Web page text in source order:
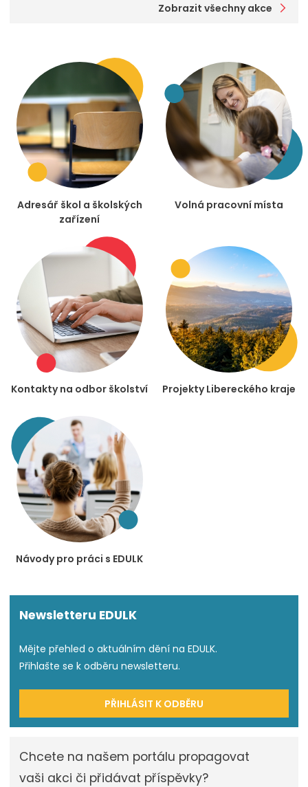
Zobrazit všechny akce
Adresář škol a školských
zařízení
Volná pracovní místa
Kontakty na odbor školství Projekty Libereckého kraje
Návody pro práci s EDULK
Newsletteru EDULK
Mějte přehled o aktuálním dění na EDULK.
Přihlašte se k odběru newsletteru.
PŘIHLÁSIT K ODBĚRU
Chcete na našem portálu propagovat
vaši akci či přidávat příspěvky?